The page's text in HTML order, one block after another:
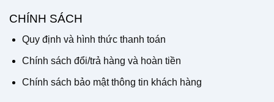
CHÍNH SÁCH
Quy định và hình thức thanh toán
Chính sách đổi/trả hàng và hoàn tiền
Chính sách bảo mật thông tin khách hàng